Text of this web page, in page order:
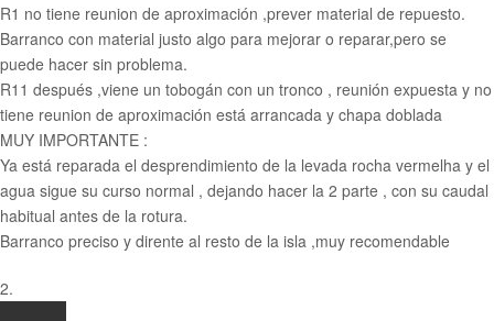
R1 no tiene reunion de aproximación ,prever material de repuesto.
Barranco con material justo algo para mejorar o reparar,pero se
puede hacer sin problema.
R11 después ,viene un tobogán con un tronco , reunión expuesta y no
tiene reunion de aproximación está arrancada y chapa doblada
MUY IMPORTANTE :
Ya está reparada el desprendimiento de la levada rocha vermelha y el
agua sigue su curso normal , dejando hacer la 2 parte , con su caudal
habitual antes de la rotura.
Barranco preciso y dirente al resto de la isla ,muy recomendable